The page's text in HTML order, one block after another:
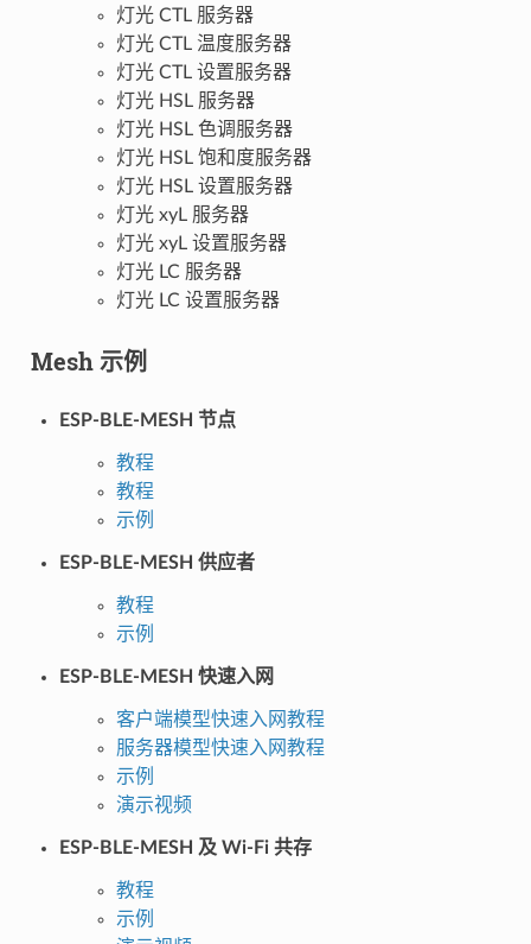
灯光 CTL 服务器
灯光 CTL 温度服务器
灯光 CTL 设置服务器
灯光 HSL 服务器
灯光 HSL 色调服务器
灯光 HSL 饱和度服务器
灯光 HSL 设置服务器
灯光 xyL 服务器
灯光 xyL 设置服务器
灯光 LC 服务器
灯光 LC 设置服务器
Mesh 示例
ESP-BLE-MESH 节点
教程
教程
示例
ESP-BLE-MESH 供应者
教程
示例
ESP-BLE-MESH 快速入网
客户端模型快速入网教程
服务器模型快速入网教程
示例
演示视频
ESP-BLE-MESH 及 Wi-Fi 共存
教程
示例